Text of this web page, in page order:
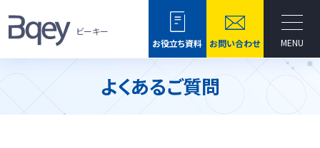
ビーキー
お役立ち資料
お問い合わせ MENU
よくあるご質問